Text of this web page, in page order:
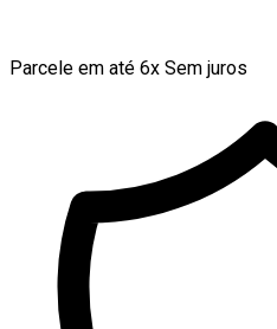
Parcele em até 6x Sem juros